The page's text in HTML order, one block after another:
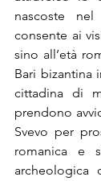
nascoste
consente ai
sino all’età
Bari bizantina
cittadina di
prendono
Svevo per
romanica e
archeologica